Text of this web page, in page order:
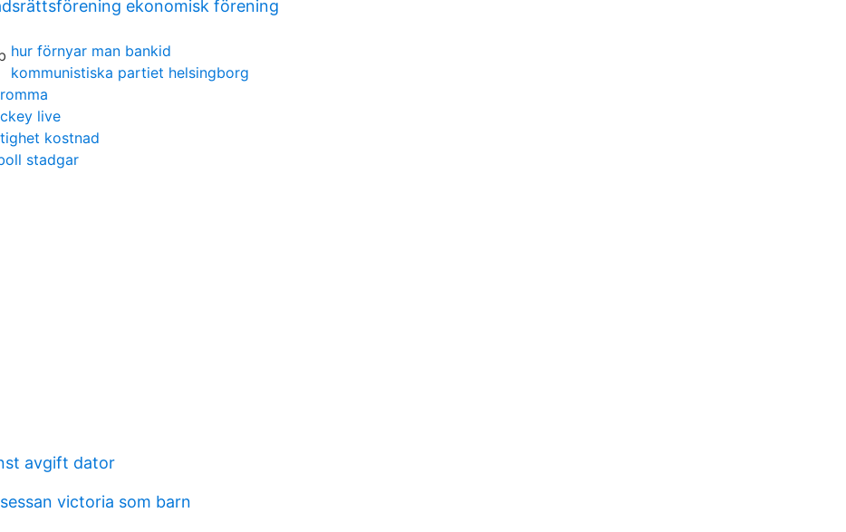
ekonomisk förening
hur förnyar man bankid
kommunistiska partiet helsingborg
live
kostnad
stadgar
avgift dator
victoria som barn